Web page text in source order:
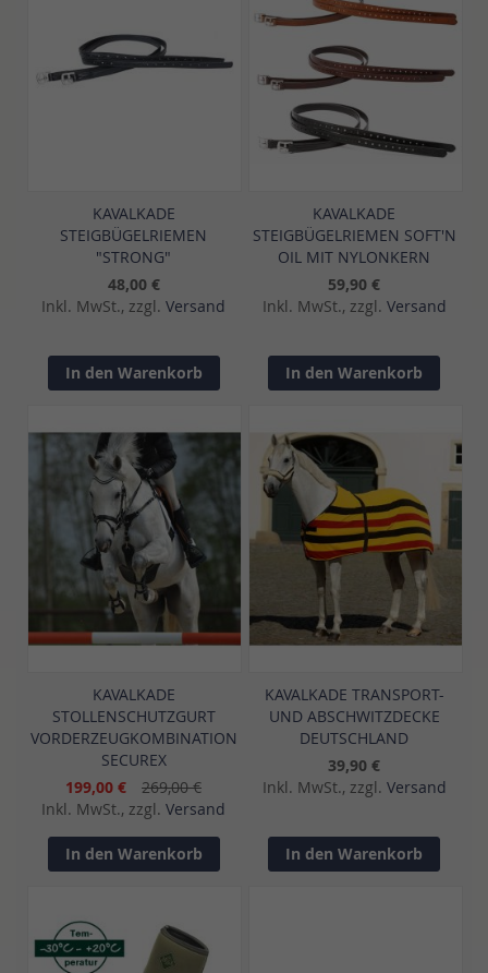
KAVALKADE
STEIGBÜGELRIEMEN
"STRONG"
48,00 €
Inkl. MwSt., zzgl. Versand
In den Warenkorb
KAVALKADE
STEIGBÜGELRIEMEN SOFT'N
OIL MIT NYLONKERN
59,90 €
Inkl. MwSt., zzgl. Versand
In den Warenkorb
KAVALKADE
STOLLENSCHUTZGURT
VORDERZEUGKOMBINATION
SECUREX
199,00 €
269,00 €
Inkl. MwSt., zzgl. Versand
In den Warenkorb
KAVALKADE TRANSPORT-
UND ABSCHWITZDECKE
DEUTSCHLAND
39,90 €
Inkl. MwSt., zzgl. Versand
In den Warenkorb